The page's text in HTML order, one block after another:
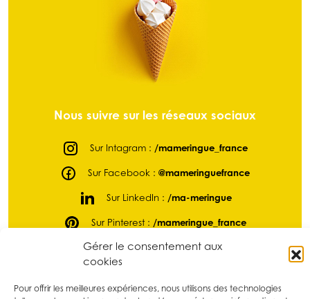
Gérer le consentement aux
cookies
Pour offrir les meilleures expériences, nous utilisons des technologies
Nous suivre sur les réseaux sociaux
Sur Intagram : /mameringue_france
Sur Facebook : @mameringuefrance
Sur LinkedIn : /ma-meringue
Sur Pinterest : /mameringue_france
Sur tikTok :@mameringue_france